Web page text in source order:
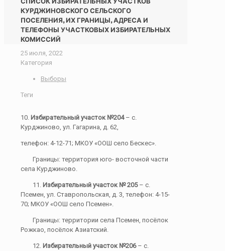
КУРДЖИНОВСКОГО СЕЛЬСКОГО
ПОСЕЛЕНИЯ, ИХ ГРАНИЦЫ, АДРЕСА И
ТЕЛЕФОНЫ УЧАСТКОВЫХ ИЗБИРАТЕЛЬНЫХ
КОМИССИЙ
25 июля, 2022
Категория
Выборы
Теги
10. Избирательный участок №204– с.
Курджиново, ул. Гагарина, д. 62,
телефон: 4-12-71; МКОУ «ООШ село Бескес».
Границы: территория юго- восточной части
села Курджиново.
11. Избирательный участок № 205– с.
Псемен, ул. Ставропольская, д. 3, телефон: 4-15-
70; МКОУ «ООШ село Псемен».
Границы: территории села Псемен, посёлок
Рожкао, посёлок Азиатский.
12. Избирательный участок №206– с.